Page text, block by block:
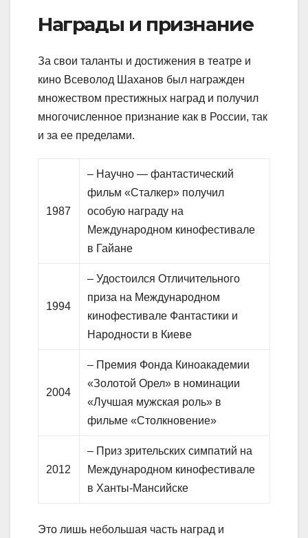
Награды и признание
За свои таланты и достижения в театре и
кино Всеволод Шаханов был награжден
множеством престижных наград и получил
многочисленное признание как в России, так
и за ее пределами.
1987
– Научно — фантастический
фильм «Сталкер» получил
особую награду на
Международном кинофестивале
в Гайане
1994
– Удостоился Отличительного
приза на Международном
кинофестивале Фантастики и
Народности в Киеве
2004
– Премия Фонда Киноакадемии
«Золотой Орел» в номинации
«Лучшая мужская роль» в
фильме «Столкновение»
2012
– Приз зрительских симпатий на
Международном кинофестивале
в Ханты-Мансийске
Это лишь небольшая часть наград и